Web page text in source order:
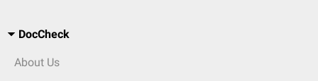
DocCheck
About Us